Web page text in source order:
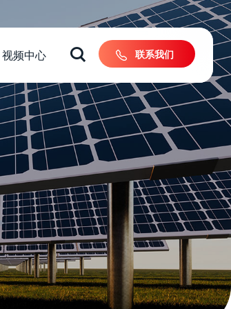
视频中心 联系我们